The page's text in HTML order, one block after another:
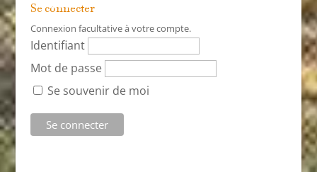
Se connecter
Connexion facultative à votre compte.
Identifiant
Mot de passe
Se souvenir de moi